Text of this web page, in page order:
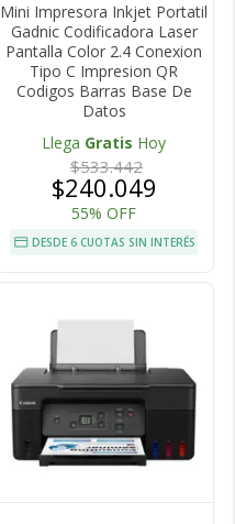
Mini Impresora Inkjet Portatil
Gadnic Codificadora Laser
Pantalla Color 2.4 Conexion
Tipo C Impresion QR
Codigos Barras Base De
Datos
Llega Gratis Hoy
$533.442
$240.049
55% OFF
DESDE 6 CUOTAS SIN INTERÉS